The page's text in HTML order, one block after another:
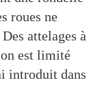
roues ne
attelages à
est limité
introduit dans